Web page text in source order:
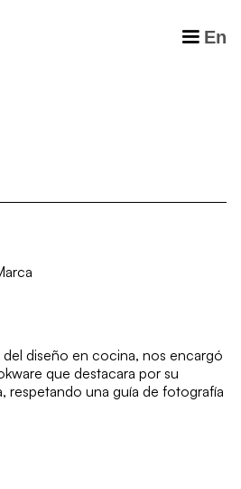
En
diseño en cocina, nos encargó
que destacara por su
respetando una guía de fotografía